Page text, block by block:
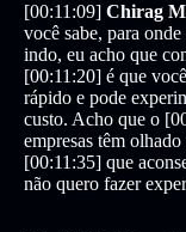
[00:11:09] Chirag
você sabe, para
indo, eu acho que
[00:11:20] é que
rápido e pode
custo. Acho que o
empresas têm
[00:11:35] que
não quero fazer